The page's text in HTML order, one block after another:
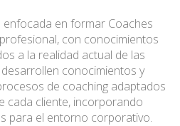
en formar Coaches
con conocimientos
a la realidad actual de las
conocimientos y
de coaching adaptados
cada cliente, incorporando
para el entorno corporativo.